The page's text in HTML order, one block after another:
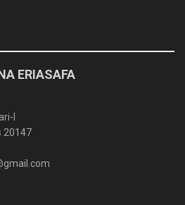
ERIASAFA
I
20147